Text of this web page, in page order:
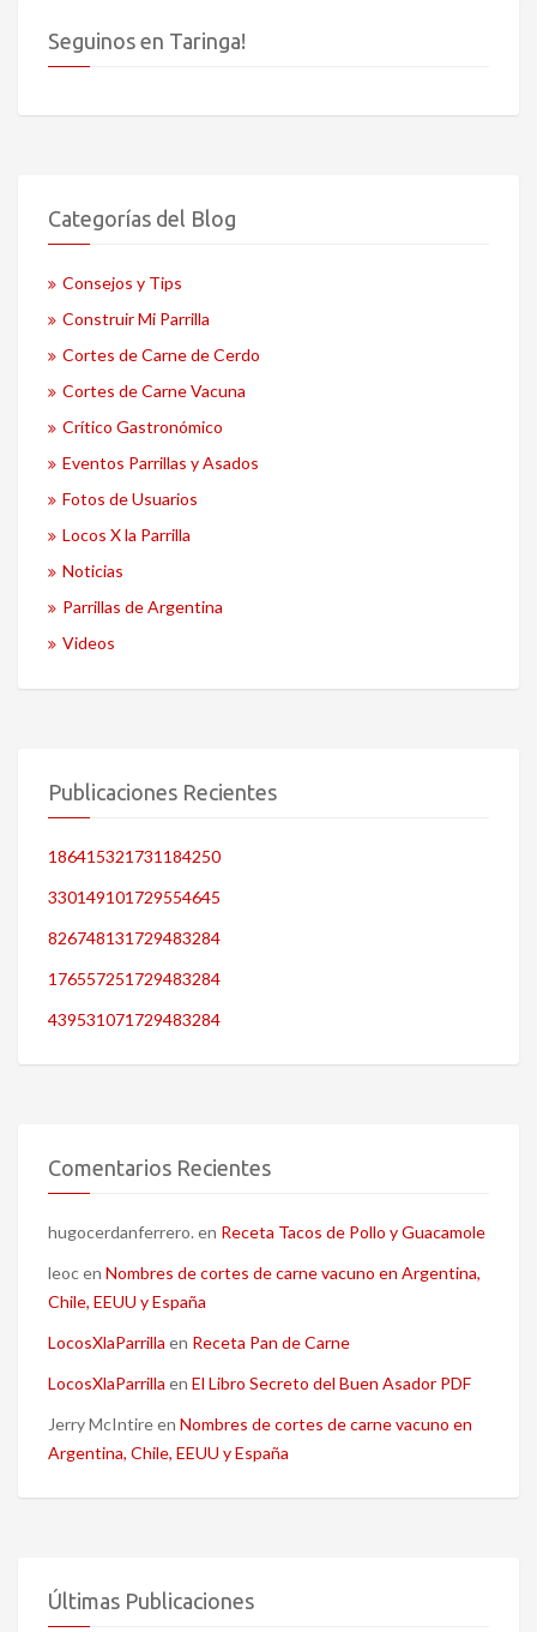
Seguinos en Taringa!
Categorías del Blog
Consejos y Tips
Construir Mi Parrilla
Cortes de Carne de Cerdo
Cortes de Carne Vacuna
Crítico Gastronómico
Eventos Parrillas y Asados
Fotos de Usuarios
Locos X la Parrilla
Noticias
Parrillas de Argentina
Videos
Publicaciones Recientes
186415321731184250
330149101729554645
826748131729483284
176557251729483284
439531071729483284
Comentarios Recientes
hugocerdanferrero. en Receta Tacos de Pollo y Guacamole
leocen Nombres de cortes de carne vacuno en Argentina,
Chile, EEUU y España
LocosXlaParrilla en Receta Pan de Carne
LocosXlaParrilla en El Libro Secreto del Buen Asador PDF
Jerry McIntireen Nombres de cortes de carne vacuno en
Argentina, Chile, EEUU y España
Últimas Publicaciones